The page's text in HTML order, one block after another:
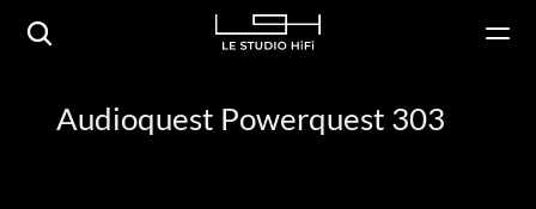
Audioquest Powerquest 303